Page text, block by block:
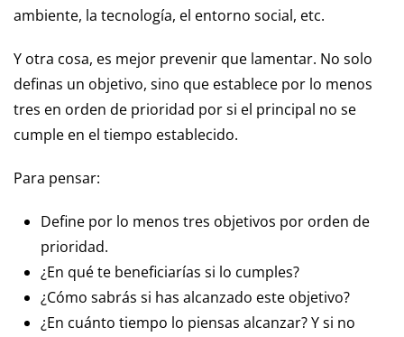
ambiente, la tecnología, el entorno social, etc.
Y otra cosa, es mejor prevenir que lamentar. No solo
definas un objetivo, sino que establece por lo menos
tres en orden de prioridad por si el principal no se
cumple en el tiempo establecido.
Para pensar:
Define por lo menos tres objetivos por orden de
prioridad.
¿En qué te beneficiarías si lo cumples?
¿Cómo sabrás si has alcanzado este objetivo?
¿En cuánto tiempo lo piensas alcanzar? Y si no